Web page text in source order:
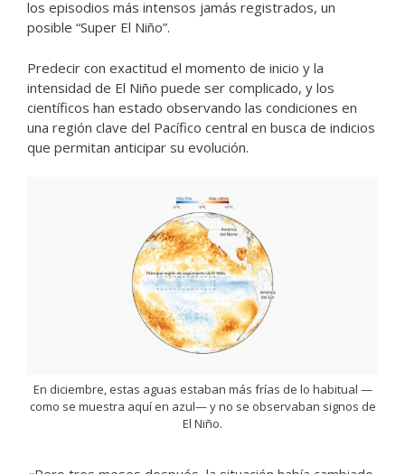
los episodios más intensos jamás registrados, un
posible “Super El Niño”.
Predecir con exactitud el momento de inicio y la
intensidad de El Niño puede ser complicado, y los
científicos han estado observando las condiciones en
una región clave del Pacífico central en busca de indicios
que permitan anticipar su evolución.
En diciembre, estas aguas estaban más frías de lo habitual —
como se muestra aquí en azul— y no se observaban signos de
El Niño.